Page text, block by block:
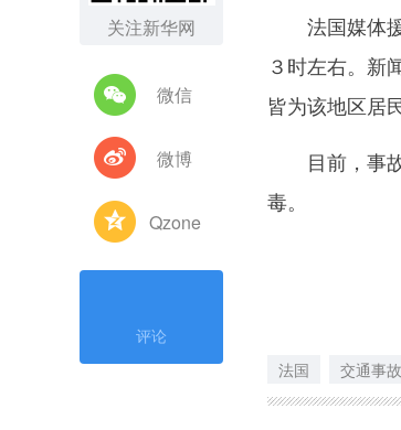
关注新华网
微信
微博
Qzone
评论
法国媒体援
３时左右。新
皆为该地区居
目前，事故
毒。
法国 交通事故